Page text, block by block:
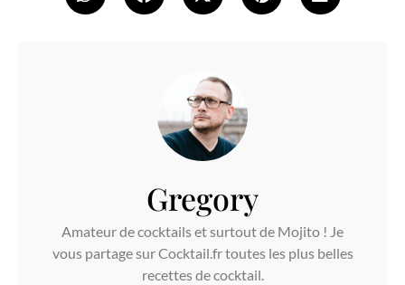
Gregory
Amateur de cocktails et surtout de Mojito ! Je
vous partage sur Cocktail.fr toutes les plus belles
recettes de cocktail.